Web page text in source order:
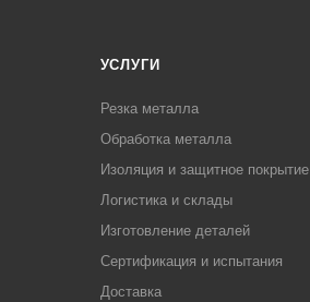
УСЛУГИ
Резка металла
Обработка металла
Изоляция и защитное покрытие
Логистика и склады
Изготовление деталей
Сертификация и испытания
Доставка